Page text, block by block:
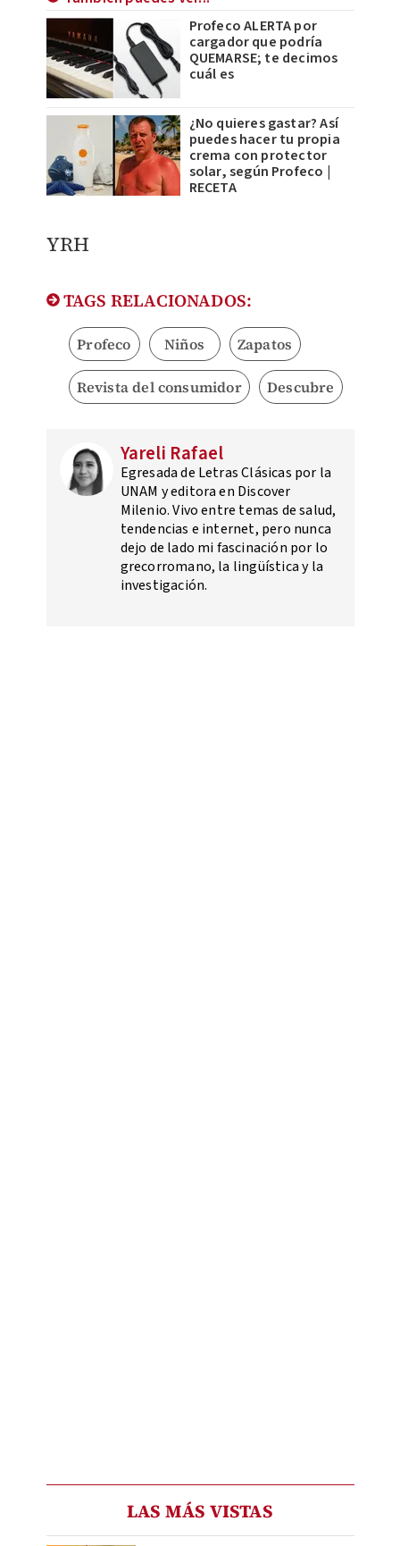
Profeco ALERTA por
cargador que podría
QUEMARSE; te decimos
cuál es
¿No quieres gastar? Así
puedes hacer tu propia
crema con protector
solar, según Profeco |
RECETA
YRH
TAGS RELACIONADOS:
Profeco Niños Zapatos
Revista del consumidor Descubre
Yareli Rafael
Egresada de Letras Clásicas por la
UNAM y editora en Discover
Milenio. Vivo entre temas de salud,
tendencias e internet, pero nunca
dejo de lado mi fascinación por lo
grecorromano, la lingüística y la
investigación.
LAS MÁS VISTAS